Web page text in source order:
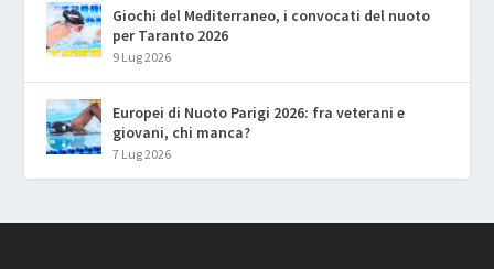
Giochi del Mediterraneo, i convocati del nuoto
per Taranto 2026
9 Lug 2026
Europei di Nuoto Parigi 2026: fra veterani e
giovani, chi manca?
7 Lug 2026